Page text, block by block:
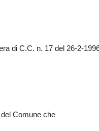
di C.C. n. 17 del 26-2-
Comune che